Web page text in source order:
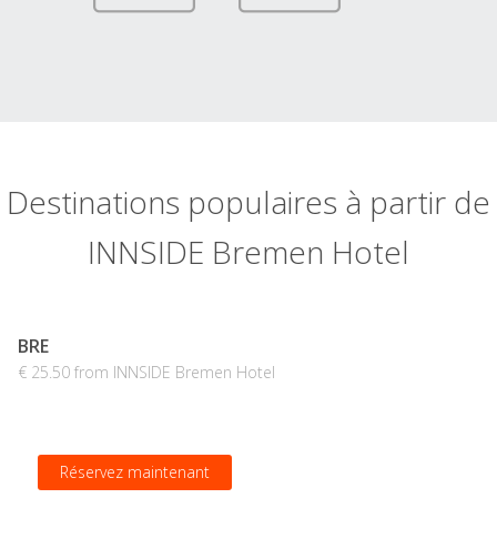
Destinations populaires à partir de
INNSIDE Bremen Hotel
BRE
€ 25.50 from INNSIDE Bremen Hotel
Réservez maintenant